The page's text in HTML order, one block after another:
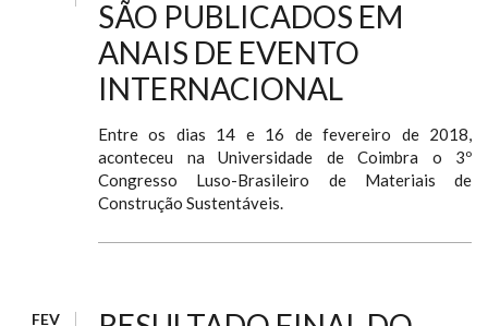
SÃO PUBLICADOS EM
ANAIS DE EVENTO
INTERNACIONAL
Entre os dias 14 e 16 de fevereiro de 2018,
aconteceu na Universidade de Coimbra o 3º
Congresso Luso-Brasileiro de Materiais de
Construção Sustentáveis.
FEV